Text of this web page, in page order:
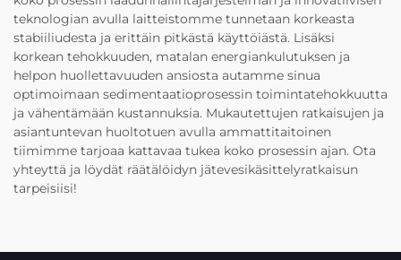
teknologian avulla laitteistomme tunnetaan korkeasta
stabiiliudesta ja erittäin pitkästä käyttöiästä. Lisäksi
korkean tehokkuuden, matalan energiankulutuksen ja
helpon huollettavuuden ansiosta autamme sinua
optimoimaan sedimentaatioprosessin toimintatehokkuutta
ja vähentämään kustannuksia. Mukautettujen ratkaisujen ja
asiantuntevan huoltotuen avulla ammattitaitoinen
tiimimme tarjoaa kattavaa tukea koko prosessin ajan. Ota
yhteyttä ja löydät räätälöidyn jätevesikäsittelyratkaisun
tarpeisiisi!